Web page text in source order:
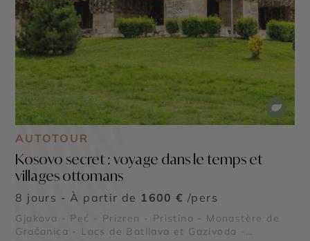
AUTOTOUR
Kosovo secret : voyage dans le temps et
villages ottomans
8 jours - À partir de 1600 € /pers
Gjakova - Peć - Prizren - Pristina - Monastère de
Gračanica - Lacs de Batllava et Gazivoda -